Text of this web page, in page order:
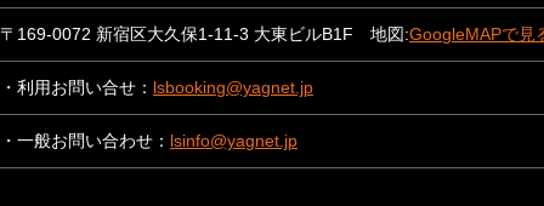
〒169-0072 新宿区大久保1-11-3 大東ビルB1F 地図:GoogleMAPで見
・利用お問い合せ： lsbooking@yagnet.jp
・一般お問い合わせ： lsinfo@yagnet.jp